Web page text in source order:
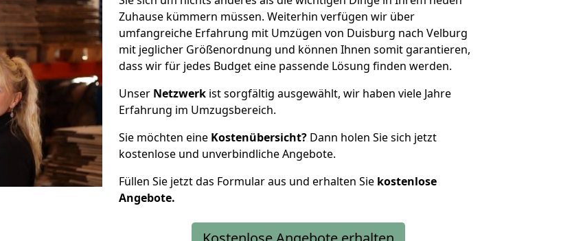
Zuhause kümmern müssen. Weiterhin verfügen wir über
umfangreiche Erfahrung mit Umzügen von Duisburg nach Velburg
mit jeglicher Größenordnung und können Ihnen somit garantieren,
dass wir für jedes Budget eine passende Lösung finden werden.
Unser Netzwerk ist sorgfältig ausgewählt, wir haben viele Jahre
Erfahrung im Umzugsbereich.
Sie möchten eine Kostenübersicht? Dann holen Sie sich jetzt
kostenlose und unverbindliche Angebote.
Füllen Sie jetzt das Formular aus und erhalten Sie kostenlose
Angebote.